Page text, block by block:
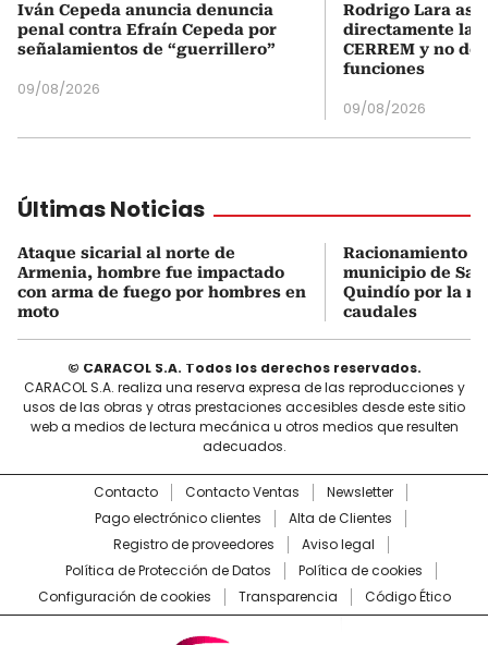
Iván Cepeda anuncia denuncia
penal contra Efraín Cepeda por
señalamientos de “guerrillero”
09/08/2026
Rodrigo Lara
directamente la
CERREM y no
funciones
09/08/2026
Últimas Noticias
Ataque sicarial al norte de
Armenia, hombre fue impactado
con arma de fuego por hombres en
moto
Racionamiento
municipio de
Quindío por la
caudales
© CARACOL S.A. Todos los derechos reservados.
CARACOL S.A. realiza una reserva expresa de las reproducciones y
usos de las obras y otras prestaciones accesibles desde este sitio
web a medios de lectura mecánica u otros medios que resulten
adecuados.
Contacto Contacto Ventas
Newsletter
Pago electrónico clientes
Alta de Clientes
Registro de proveedores
Aviso legal
Política de Protección de Datos
Política de cookies
Configuración de cookies
Transparencia Código Ético